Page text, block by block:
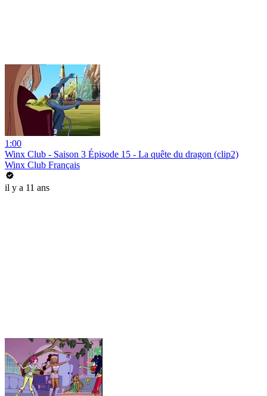
1:00
Winx Club - Saison 3 Épisode 15 - La quête du dragon (clip2)
Winx Club Français
il y a 11 ans